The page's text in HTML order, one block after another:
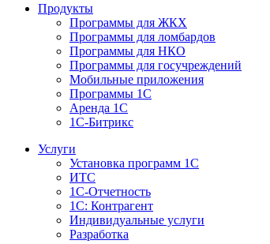
Продукты
Программы для ЖКХ
Программы для ломбардов
Программы для НКО
Программы для госучреждений
Мобильные приложения
Программы 1С
Аренда 1С
1С-Битрикс
Услуги
Установка программ 1С
ИТС
1С-Отчетность
1С: Контрагент
Индивидуальные услуги
Разработка